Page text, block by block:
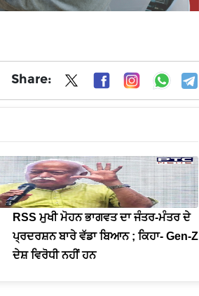
Share:
RSS ਮੁਖੀ ਮੋਹਨ ਭਾਗਵਤ ਦਾ ਜੰਤਰ-ਮੰਤਰ ਦੇ
ਪ੍ਰਦਰਸ਼ਨ ਬਾਰੇ ਵੱਡਾ ਬਿਆਨ ; ਕਿਹਾ- Gen-Z
ਦੇਸ਼ ਵਿਰੋਧੀ ਨਹੀਂ ਹਨ